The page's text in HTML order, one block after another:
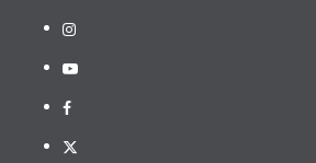
Instagram
Youtube
Facebook
X